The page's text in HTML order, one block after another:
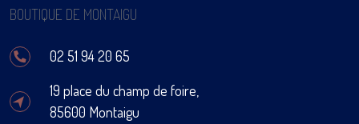
BOUTIQUE DE MONTAIGU
02 51 94 20 65
19 place du champ de foire,
85600 Montaigu